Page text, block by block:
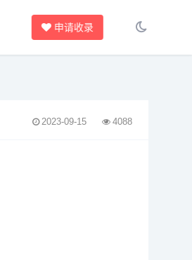
申请收录
2023-09-15 4088